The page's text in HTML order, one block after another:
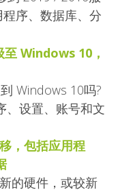
序、数据库、分
Windows 10，
Windows 10吗?
、设置、账号和文
，包括应用程
的硬件，或较新